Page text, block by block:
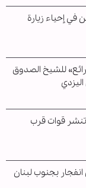
في إحياء زيارة
للشيخ الصدوق
قوات قرب
بجنوب لبنان